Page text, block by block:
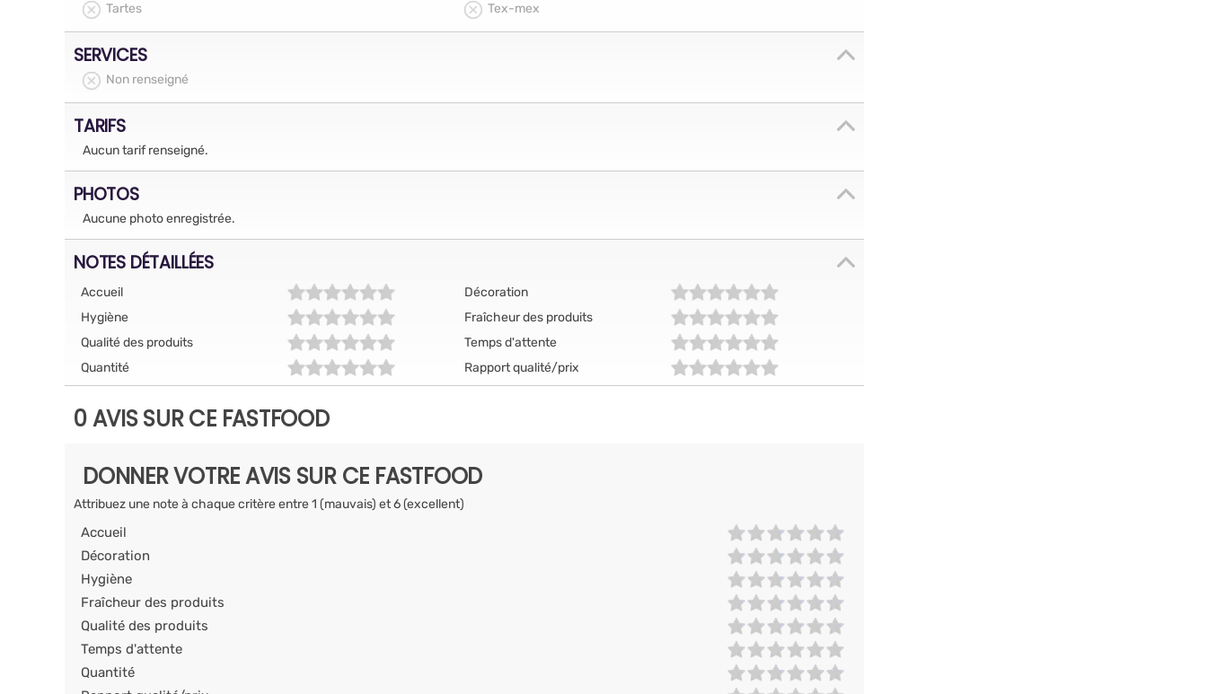
Tartes
Tex-mex
SERVICES
Non renseigné
TARIFS
Aucun tarif renseigné.
PHOTOS
Aucune photo enregistrée.
NOTES DÉTAILLÉES
Accueil
Décoration
Hygiène
Fraîcheur des produits
Qualité des produits
Temps d'attente
Quantité
Rapport qualité/prix
0 AVIS SUR CE FASTFOOD
DONNER VOTRE AVIS SUR CE FASTFOOD
Attribuez une note à chaque critère entre 1 (mauvais) et 6 (excellent)
Accueil
Décoration
Hygiène
Fraîcheur des produits
Qualité des produits
Temps d'attente
Quantité